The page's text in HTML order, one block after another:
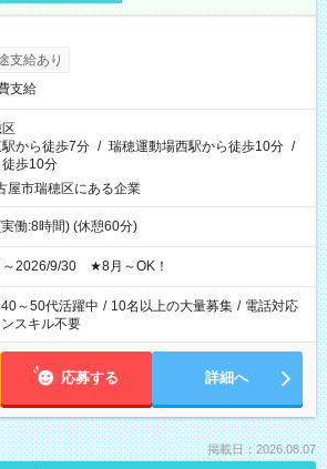
支給あり
支給
から徒歩7分 / 瑞穂運動場西駅から徒歩10分 /
歩10分
屋市瑞穂区にある企業
働:8時間) (休憩60分)
～2026/9/30 ★8月～OK！
40～50代活躍中 / 10名以上の大量募集 / 電話対応
スキル不要
応募する 詳細へ
掲載日：2026.08.07